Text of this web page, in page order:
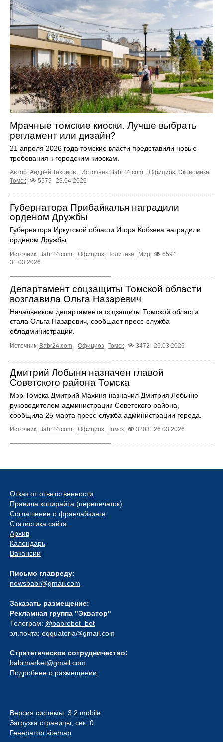
Мрачные томские киоски. Лучше выбрать
регламент или дизайн?
21 апреля 2026 года томские власти представили новые
требования к городским киоскам.
Автор: Андрей Тихонов. Источник: Babr24.com. Официоз, Экономика
Томск
5579 23.04.2026
Губернатора Прибайкалья наградили
орденом Дружбы
Губернатора Иркутской области Игоря Кобзева наградили
орденом Дружбы.
Источник: Babr24.com. Официоз, Политика Мир
6594
31.03.2026
Департамент соцзащиты Томской области
возглавила Ольга Назаревич
Начальником департамента соцзащиты Томской области
стала Ольга Назаревич, сообщает пресс-служба
обладминистрации.
Источник: Babr24.com. Официоз Томск 3472 26.03.2026
Дмитрий Лобыня назначен главой
Советского района Томска
Мэр Томска Дмитрий Махиня назначил Дмитрия Лобыню
руководителем администрации Советского района,
сообщила 25 марта пресс-служба администрации города.
Источник: Babr24.com. Официоз Томск 3203 26.03.2026
Отказ от ответственности
Правила копирайта (перепечаток)
Соглашение о франчайзинге
Статистика сайта
Архив
Календарь
Вакансии
Письмо главреду:
newsbabr@gmail.com
Заказать размещение:
Рекламная группа "Экватор"
Телеграм: @babrobot_bot
эл.почта: eqquatoria@gmail.com
Стратегическое сотрудничество:
babrmarket@gmail.com
Подробнее о размещении
Версия системы: 3.2 mobile
Загрузка страницы, сек: 0
Генератор sitemap